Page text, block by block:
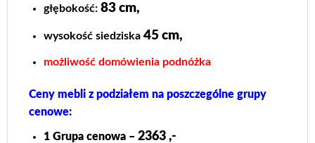
głębokość: 83 cm,
wysokość siedziska 45 cm,
możliwość domówienia podnóżka
Ceny mebli z podziałem na poszczególne grupy
cenowe:
1 Grupa cenowa – 2363 ,-